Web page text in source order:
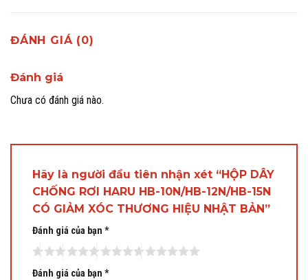
ĐÁNH GIÁ (0)
Đánh giá
Chưa có đánh giá nào.
Hãy là người đầu tiên nhận xét “HỘP DÂY
CHỐNG RƠI HARU HB-10N/HB-12N/HB-15N
CÓ GIẢM XÓC THƯƠNG HIỆU NHẬT BẢN”
Đánh giá của bạn *
Đánh giá của bạn *